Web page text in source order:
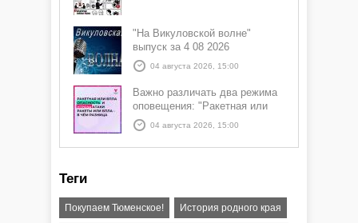
"На Викуловской волне"
выпуск за 4 08 2026
04 августа 2026, 15:00
Важно различать два режима
оповещения: "Ракетная или
БПЛА опасность" и "Угроза
атаки ракеты или БПЛА"
04 августа 2026, 15:00
Теги
Покупаем Тюменское! История родного края